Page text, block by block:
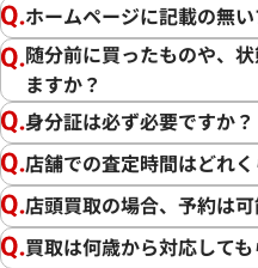
ホームページに記載の無
随分前に買ったものや、
ますか？
身分証は必ず必要ですか？
店舗での査定時間はどれ
店頭買取の場合、予約は可
買取は何歳から対応して